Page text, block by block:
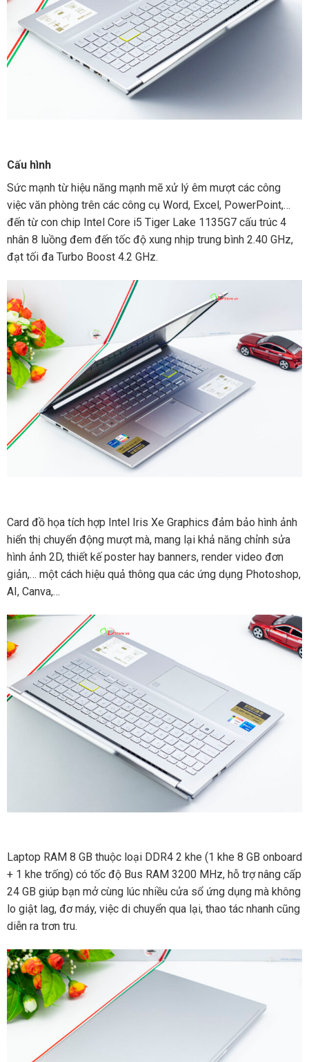
Cấu hình
Sức mạnh từ hiệu năng mạnh mẽ xử lý êm mượt các công
việc văn phòng trên các công cụ Word, Excel, PowerPoint,…
đến từ con chip Intel Core i5 Tiger Lake 1135G7 cấu trúc 4
nhân 8 luồng đem đến tốc độ xung nhịp trung bình 2.40 GHz,
đạt tối đa Turbo Boost 4.2 GHz.
Card đồ họa tích hợp Intel Iris Xe Graphics đảm bảo hình ảnh
hiển thị chuyển động mượt mà, mang lại khả năng chỉnh sửa
hình ảnh 2D, thiết kế poster hay banners, render video đơn
giản,… một cách hiệu quả thông qua các ứng dụng Photoshop,
AI, Canva,…
Laptop RAM 8 GB thuộc loại DDR4 2 khe (1 khe 8 GB onboard
+ 1 khe trống) có tốc độ Bus RAM 3200 MHz, hỗ trợ nâng cấp
24 GB giúp bạn mở cùng lúc nhiều cửa sổ ứng dụng mà không
lo giật lag, đơ máy, việc di chuyển qua lại, thao tác nhanh cũng
diễn ra trơn tru.